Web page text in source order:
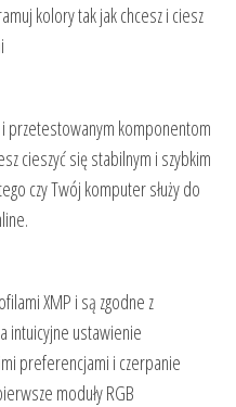
kolory tak jak chcesz i ciesz
przetestowanym komponentom
cieszyć się stabilnym i szybkim
czy Twój komputer służy do
XMP i są zgodne z
intuicyjne ustawienie
preferencjami i czerpanie
moduły RGB